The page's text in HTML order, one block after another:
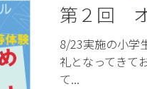
第２回
8/23実施の小学
礼となってきて
て...